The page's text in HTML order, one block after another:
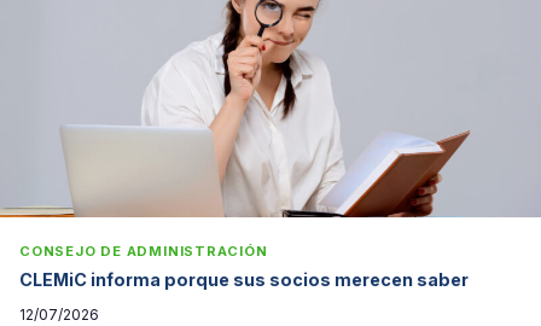
CONSEJO DE ADMINISTRACIÓN
CLEMiC informa porque sus socios merecen saber
12/07/2026